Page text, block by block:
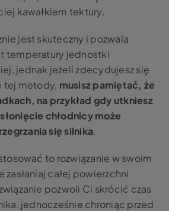
kawałkiem tektury.
jest skuteczny i pozwala
temperatury jednostki
jednak jeżeli zdecydujesz się
tej metody, musisz pamiętać, że
na przykład gdy utkniesz
chłodnicy może
się silnika.
to rozwiązanie w swoim
całej powierzchni
pozwoli Ci skrócić czas
jednocześnie chroniąc przed